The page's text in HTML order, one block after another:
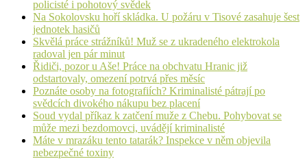
policisté i pohotový svědek
Na Sokolovsku hoří skládka. U požáru v Tisové zasahuje šest
jednotek hasičů
Skvělá práce strážníků! Muž se z ukradeného elektrokola
radoval jen pár minut
Řidiči, pozor u Aše! Práce na obchvatu Hranic již
odstartovaly, omezení potrvá přes měsíc
Poznáte osoby na fotografiích? Kriminalisté pátrají po
svědcích divokého nákupu bez placení
Soud vydal příkaz k zatčení muže z Chebu. Pohybovat se
může mezi bezdomovci, uvádějí kriminalisté
Máte v mrazáku tento tatarák? Inspekce v něm objevila
nebezpečné toxiny